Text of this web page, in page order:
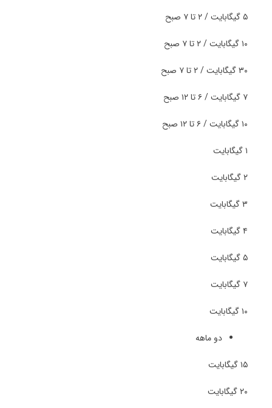
۵ گیگابایت / ۲ تا ۷ صبح
۱۰ گیگابایت / ۲ تا ۷ صبح
۳۰ گیگابایت / ۲ تا ۷ صبح
۷ گیگابایت / ۶ تا ۱۲ صبح
۱۰ گیگابایت / ۶ تا ۱۲ صبح
۱ گیگابایت
۲ گیگابایت
۳ گیگابایت
۴ گیگابایت
۵ گیگابایت
۷ گیگابایت
۱۰ گیگابایت
دو ماهه
۱۵ گیگابایت
۲۰ گیگابایت